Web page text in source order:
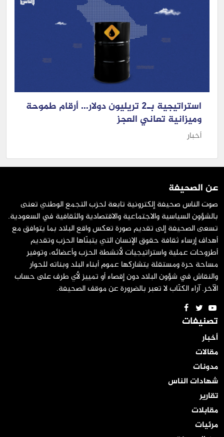
استراتيجية بـ2 تريليون دولار… أرقام طموحة
وميزانية تعاني العجز
أخبار
عن الصحيفة
صوت الناس صحيفة إلكترونية تابعة لحزب التجمع الوطني تعنى
بالشؤون السياسية والاجتماعية والاقتصادية والثقافية في السعودية.
تسعى الصحيفة إلى تقديم صورة تعكس واقع البلاد بما يتوافق مع
أهداف إرساء ثقافة حقوق الإنسان التي يتبنّاها الحزب وتقديم
أطروحات عملية واستراتيجيات لأنشطة الحزب وأعضائه، وتوفير
مساحة حرة ومستقلة يتشاركها عموم أبناء البلد وبناته للحوار
والنقاش في شؤون البلاد دون إقصاء أو تمييز لأي طرف على حساب
الآخر. آراء الكتّاب لا تعبر بالضرورة عن موقف الصحيفة.
تصنيفات
أخبار
مقالات
مدونات
شهادات الناس
تقارير
مقابلات
مرئيات